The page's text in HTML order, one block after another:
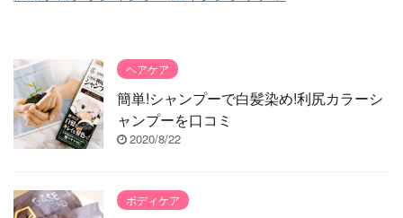
ヘアケア
簡単!シャンプーで白髪染め!利尻カラーシ
ャンプーを口コミ
2020/8/22
ボディケア